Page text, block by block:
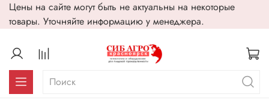
Цены на сайте могут быть не актуальны на некоторые
товары. Уточняйте информацию у менеджера.